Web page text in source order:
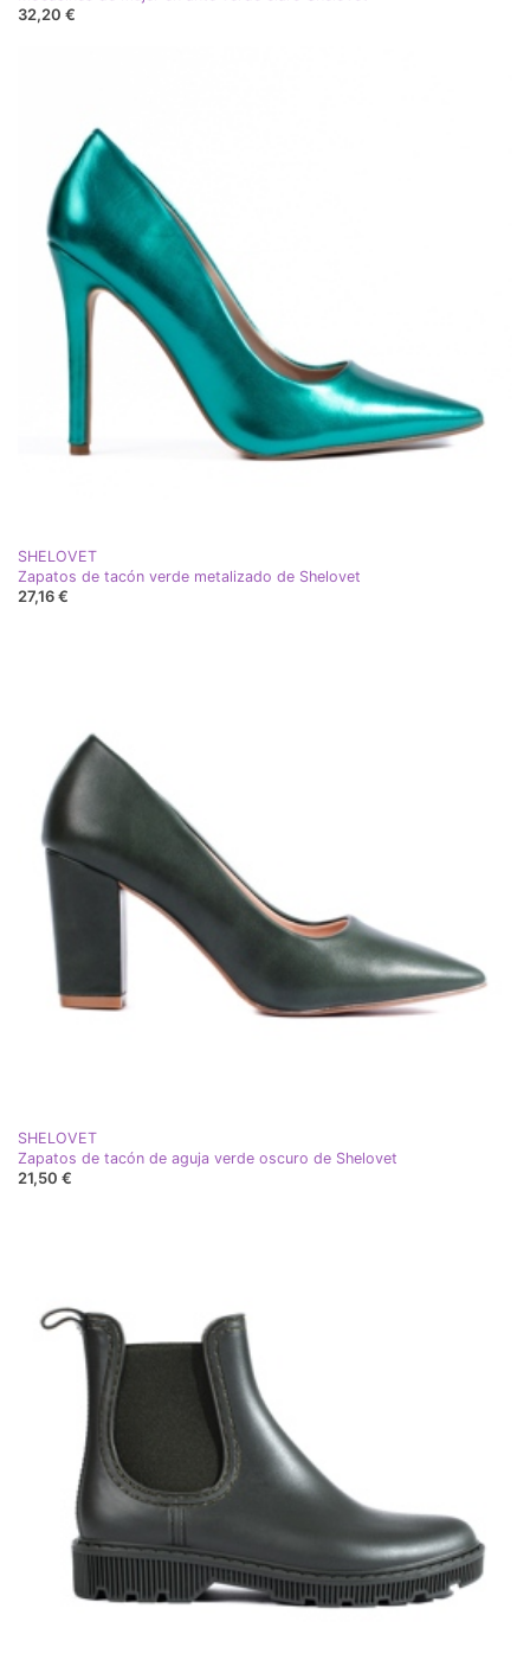
32,20 €
SHELOVET
Zapatos de tacón verde metalizado de Shelovet
27,16 €
SHELOVET
Zapatos de tacón de aguja verde oscuro de Shelovet
21,50 €